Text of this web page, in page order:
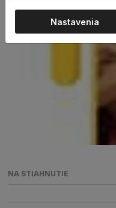
NA STIAHNUTIE
Nastavenia